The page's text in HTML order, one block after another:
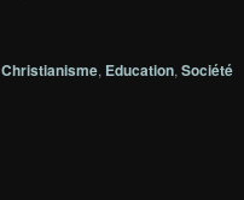
Christianisme, Education, Société